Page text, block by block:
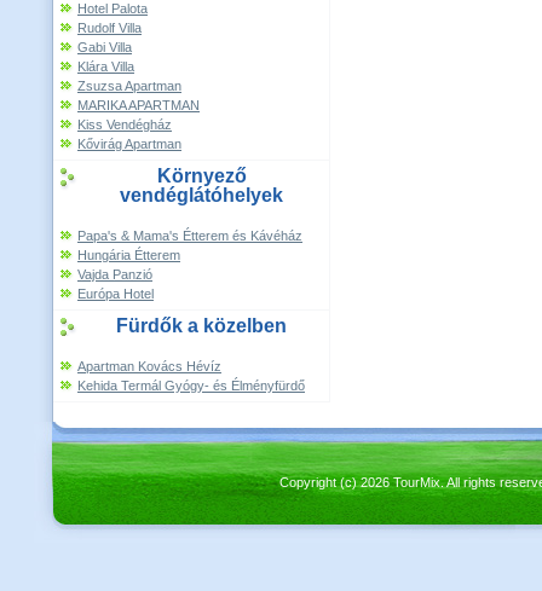
Hotel Palota
Rudolf Villa
Gabi Villa
Klára Villa
Zsuzsa Apartman
MARIKA APARTMAN
Kiss Vendégház
Kővirág Apartman
Környező
vendéglátóhelyek
Papa's & Mama's Étterem és Kávéház
Hungária Étterem
Vajda Panzió
Európa Hotel
Fürdők a közelben
Apartman Kovács Hévíz
Kehida Termál Gyógy- és Élményfürdő
Copyright (c) 2026 TourMix. All rights